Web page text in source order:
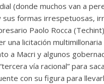
(donde muchos van a
sus formas irrespetuosas,
Paolo Rocca
una licitación multimillonaria
a Macri y algunos
vía racional” para
con su figura para